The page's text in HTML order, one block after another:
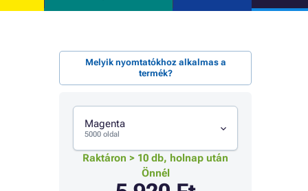
Melyik nyomtatókhoz alkalmas a
termék?
Magenta
5000 oldal
Raktáron > 10 db, holnap után
Önnél